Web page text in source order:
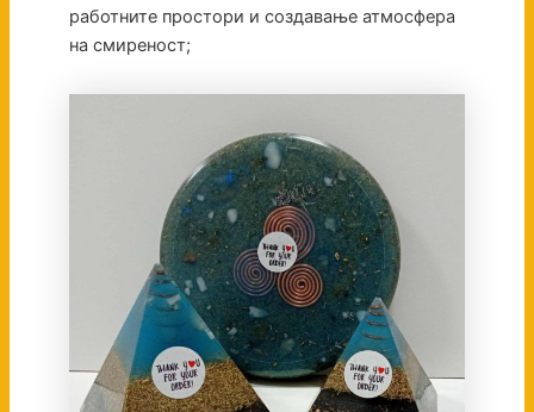
работните простори и создавање атмосфера
на смиреност;